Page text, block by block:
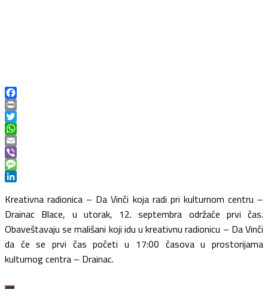
Facebook
Print
Twitter
WhatsApp
Email
Viber
Message
Kreativna radionica – Da Vinči koja radi pri kulturnom centru –
Drainac Blace, u utorak, 12. septembra održaće prvi čas.
Obaveštavaju se mališani koji idu u kreativnu radionicu – Da Vinči
da će se prvi čas početi u 17:00 časova u prostorijama
kulturnog centra – Drainac.